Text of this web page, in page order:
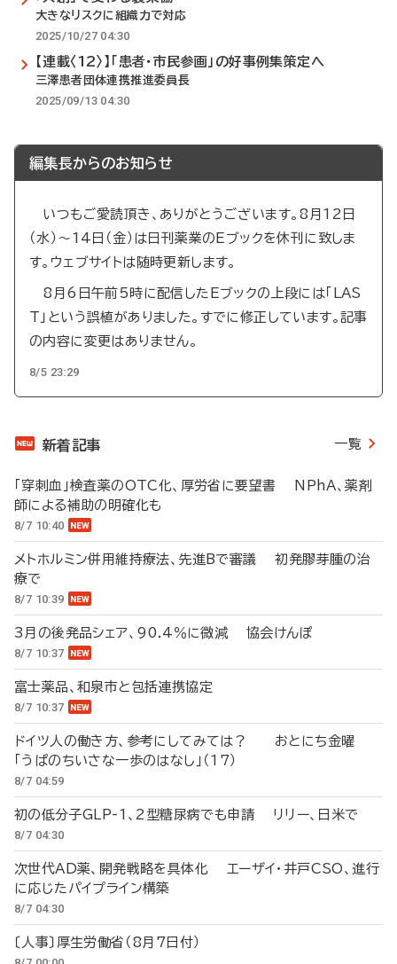
大きなリスクに組織力で対応
2025/10/27 04:30
【連載〈12〉】「患者・市民参画」の好事例集策定へ
三澤患者団体連携推進委員長
2025/09/13 04:30
編集長からのお知らせ
いつもご愛読頂き、ありがとうございます。8月12日
（水）～14日（金）は日刊薬業のEブックを休刊に致しま
す。ウェブサイトは随時更新します。
8月6日午前5時に配信したEブックの上段には「LAS
T」という誤植がありました。すでに修正しています。記事
の内容に変更はありません。
8/5 23:29
新着記事 一覧
「穿刺血」検査薬のOTC化、厚労省に要望書 NPhA、薬剤
師による補助の明確化も
8/7 10:40
メトホルミン併用維持療法、先進Bで審議 初発膠芽腫の治
療で
8/7 10:39
3月の後発品シェア、90.4％に微減 協会けんぽ
8/7 10:37
富士薬品、和泉市と包括連携協定
8/7 10:37
ドイツ人の働き方、参考にしてみては？ おとにち金曜
「うぱのちいさな一歩のはなし」（17）
8/7 04:59
初の低分子GLP-1、2型糖尿病でも申請 リリー、日米で
8/7 04:30
次世代AD薬、開発戦略を具体化 エーザイ・井戸CSO、進行
に応じたパイプライン構築
8/7 04:30
〔人事〕厚生労働省（8月7日付）